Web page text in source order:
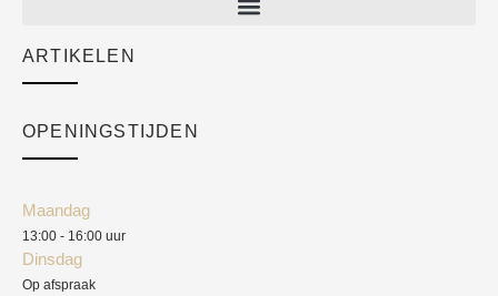
Academy
ARTIKELEN
OPENINGSTIJDEN
Maandag
13:00 - 16:00 uur
Dinsdag
Op afspraak